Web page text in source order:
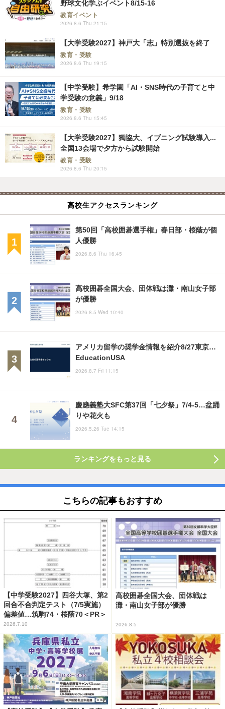
野球文化学ぶイベント8/15-16
教育イベント
2026.8.6 Thu 21:15
【大学受験2027】神戸大「志」特別選抜を終了
教育・受験
2026.8.6 Thu 19:15
【中学受験】希学園「AI・SNS時代の子育てと中
学受験の意義」9/18
教育・受験
2026.8.6 Thu 15:45
【大学受験2027】獨協大、イブニング試験導入...
全国13会場で夕方から試験開始
教育・受験
2026.8.6 Thu 20:15
高校生アクセスランキング
第50回「高校囲碁選手権」春日部・桜蔭が個
人優勝
2026.8.6 Thu 16:45
高校囲碁全国大会、団体戦は灘・南山女子部
が優勝
2026.8.5 Wed 10:40
アメリカ留学の奨学金情報を紹介8/27東京…
EducationUSA
2026.8.7 Fri 11:15
慶應義塾大SFC第37回「七夕祭」7/4-5…盆踊
りや花火も
2026.5.26 Tue 14:15
ランキングをもっと見る
こちらの記事もおすすめ
【中学受験2027】四谷大塚、第2
回合不合判定テスト（7/5実施）
偏差値…筑駒74・桜蔭70＜PR＞
2026.7.10
高校囲碁全国大会、団体戦は
灘・南山女子部が優勝
2026.8.5